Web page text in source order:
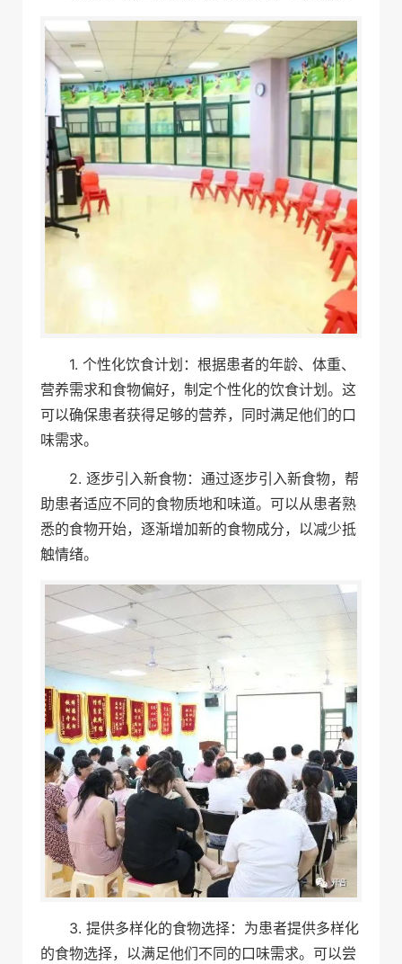
1. 个性化饮食计划：根据患者的年龄、体重、
营养需求和食物偏好，制定个性化的饮食计划。这
可以确保患者获得足够的营养，同时满足他们的口
味需求。
2. 逐步引入新食物：通过逐步引入新食物，帮
助患者适应不同的食物质地和味道。可以从患者熟
悉的食物开始，逐渐增加新的食物成分，以减少抵
触情绪。
3. 提供多样化的食物选择：为患者提供多样化
的食物选择，以满足他们不同的口味需求。可以尝